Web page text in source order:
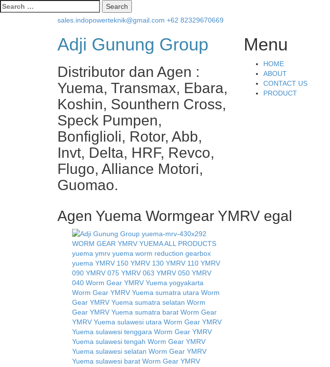
Search
for:
sales.indopowerteknik@gmail.com +62 82329670669
Adji Gunung Group
Distributor dan Agen :
Yuema, Transmax, Ebara,
Koshin, Sounthern Cross,
Speck Pumpen,
Bonfiglioli, Rotor, Abb,
Invt, Delta, HRF, Revco,
Flugo, Alliance Motori,
Guomao.
Menu
Skip
content
HOME
ABOUT
CONTACT US
PRODUCT
Agen Yuema Wormgear YMRV egal